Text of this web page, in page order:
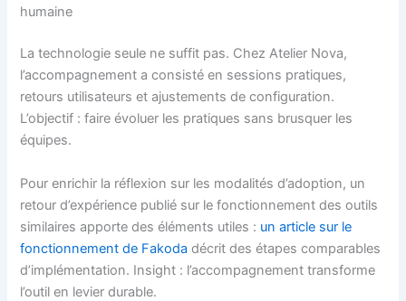
humaine
La technologie seule ne suffit pas. Chez Atelier Nova,
l’accompagnement a consisté en sessions pratiques,
retours utilisateurs et ajustements de configuration.
L’objectif : faire évoluer les pratiques sans brusquer les
équipes.
Pour enrichir la réflexion sur les modalités d’adoption, un
retour d’expérience publié sur le fonctionnement des outils
similaires apporte des éléments utiles : un article sur le
fonctionnement de Fakoda décrit des étapes comparables
d’implémentation. Insight : l’accompagnement transforme
l’outil en levier durable.